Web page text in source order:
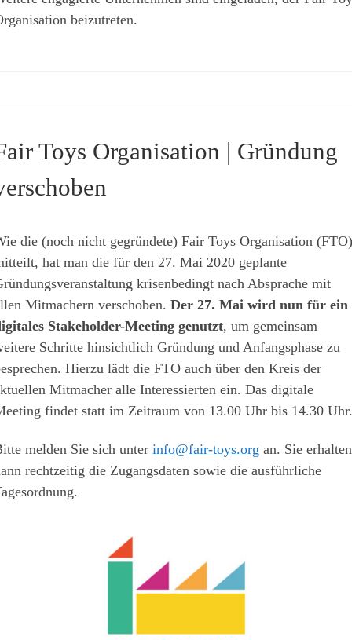
beizutreten.
Toys Organisation | Gründung
die (noch nicht gegründete) Fair Toys Organisation (FTO)
hat man die für den 27. Mai 2020 geplante
krisenbedingt nach Absprache mit
Mitmachern verschoben. Der 27. Mai wird nun für ein
Stakeholder-Meeting genutzt, um gemeinsam
Schritte hinsichtlich Gründung und Anfangsphase zu
Hierzu lädt die FTO auch über den Kreis der
Mitmacher alle Interessierten ein. Das digitale
findet statt im Zeitraum von 13.00 Uhr bis 14.30 Uhr.
melden Sie sich unter info@fair-toys.org an. Sie erhalten
rechtzeitig die Zugangsdaten sowie die ausführliche